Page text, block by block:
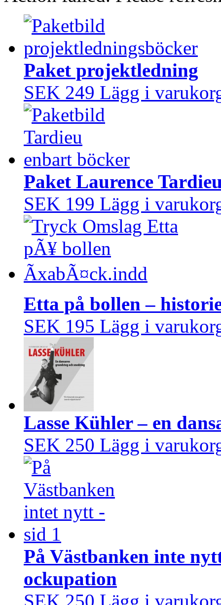
Paket projektledning
SEK 249 Lägg i
Paket Laurence
SEK 199 Lägg i
Etta på bollen –
SEK 195 Lägg i
Lasse Kühler – en
SEK 250 Lägg i
På Västbanken inte
ockupation
SEK 250 Lägg i